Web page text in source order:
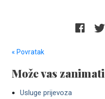
« Povratak
Može vas zanimati
Usluge prijevoza